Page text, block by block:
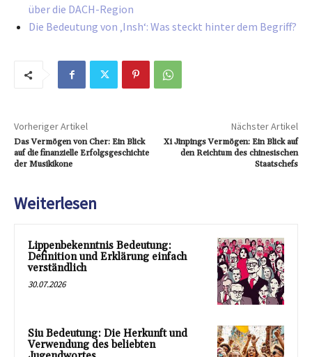
über die DACH-Region
Die Bedeutung von ‚Insh‘: Was steckt hinter dem Begriff?
Vorheriger Artikel
Das Vermögen von Cher: Ein Blick
auf die finanzielle Erfolgsgeschichte
der Musikikone
Nächster Artikel
Xi Jinpings Vermögen: Ein Blick auf
den Reichtum des chinesischen
Staatschefs
Weiterlesen
Lippenbekenntnis Bedeutung:
Definition und Erklärung einfach
verständlich
30.07.2026
Siu Bedeutung: Die Herkunft und
Verwendung des beliebten